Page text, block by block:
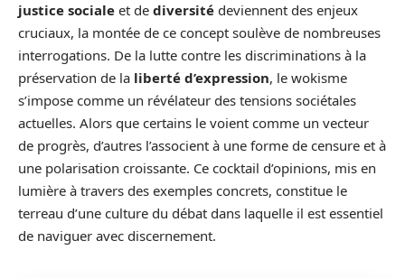
justice sociale et de diversité deviennent des enjeux
cruciaux, la montée de ce concept soulève de nombreuses
interrogations. De la lutte contre les discriminations à la
préservation de la liberté d’expression, le wokisme
s’impose comme un révélateur des tensions sociétales
actuelles. Alors que certains le voient comme un vecteur
de progrès, d’autres l’associent à une forme de censure et à
une polarisation croissante. Ce cocktail d’opinions, mis en
lumière à travers des exemples concrets, constitue le
terreau d’une culture du débat dans laquelle il est essentiel
de naviguer avec discernement.